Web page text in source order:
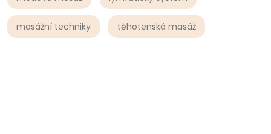
masážní techniky těhotenská masáž